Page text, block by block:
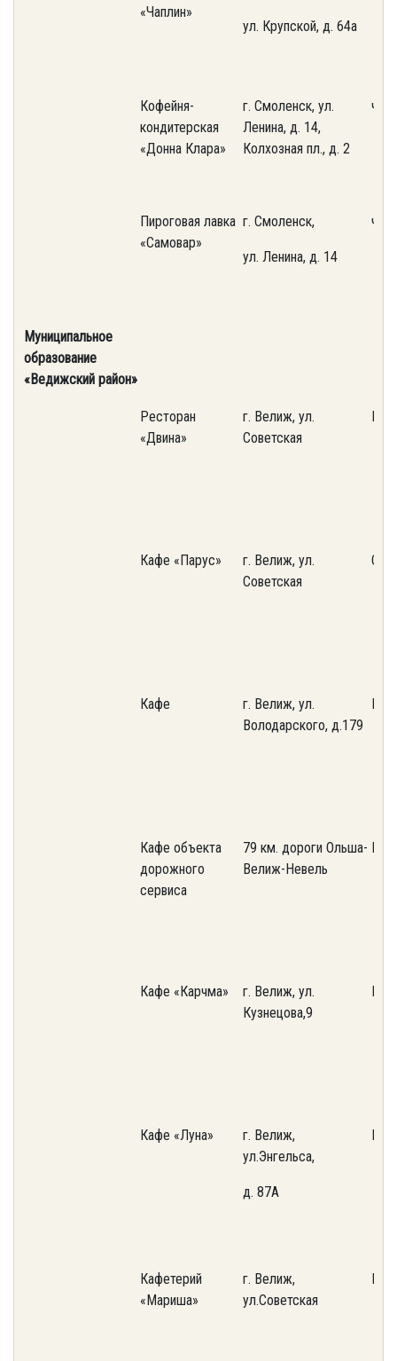
«Чаплин»
ул. Крупской, д. 64а
Кофейня-
кондитерская
«Донна Клара»
г. Смоленск, ул.
Ленина, д. 14,
Колхозная пл., д. 2
Пироговая лавка
«Самовар»
г. Смоленск,
ул. Ленина, д. 14
Муниципальное
образование
«Ведижский район»
Ресторан
«Двина»
г. Велиж, ул.
Советская
Кафе «Парус»
г. Велиж, ул.
Советская
ООО
Кафе
г. Велиж, ул.
Володарского, д.179
ИП
Кафе объекта
дорожного
сервиса
79 км. дороги Ольша-
Велиж-Невель
ИП
Кафе «Карчма»
г. Велиж, ул.
Кузнецова,9
ИП
Кафе «Луна»
г. Велиж,
ул.Энгельса,
д. 87А
ИП
Кафетерий
«Мариша»
г. Велиж,
ул.Советская
ИП